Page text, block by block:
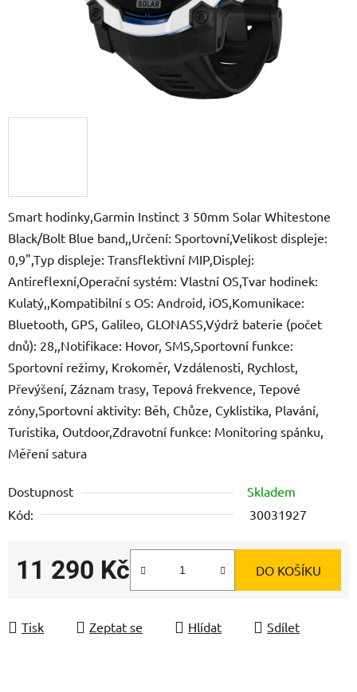
Smart hodinky,Garmin Instinct 3 50mm Solar Whitestone
Black/Bolt Blue band,,Určení: Sportovní,Velikost displeje:
0,9",Typ displeje: Transflektivní MIP,Displej:
Antireflexní,Operační systém: Vlastní OS,Tvar hodinek:
Kulatý,,Kompatibilní s OS: Android, iOS,Komunikace:
Bluetooth, GPS, Galileo, GLONASS,Výdrž baterie (počet
dnů): 28,,Notifikace: Hovor, SMS,Sportovní funkce:
Sportovní režimy, Krokoměr, Vzdálenosti, Rychlost,
Převýšení, Záznam trasy, Tepová frekvence, Tepové
zóny,Sportovní aktivity: Běh, Chůze, Cyklistika, Plavání,
Turistika, Outdoor,Zdravotní funkce: Monitoring spánku,
Měření satura
Dostupnost
Skladem
Kód:
30031927
11 290 Kč DO KOŠÍKU
Tisk Zeptat se Hlídat Sdílet